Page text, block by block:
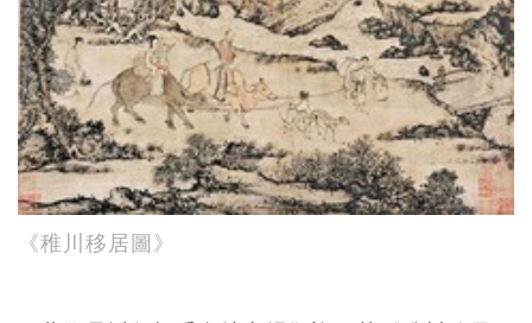
《稚川移居圖》